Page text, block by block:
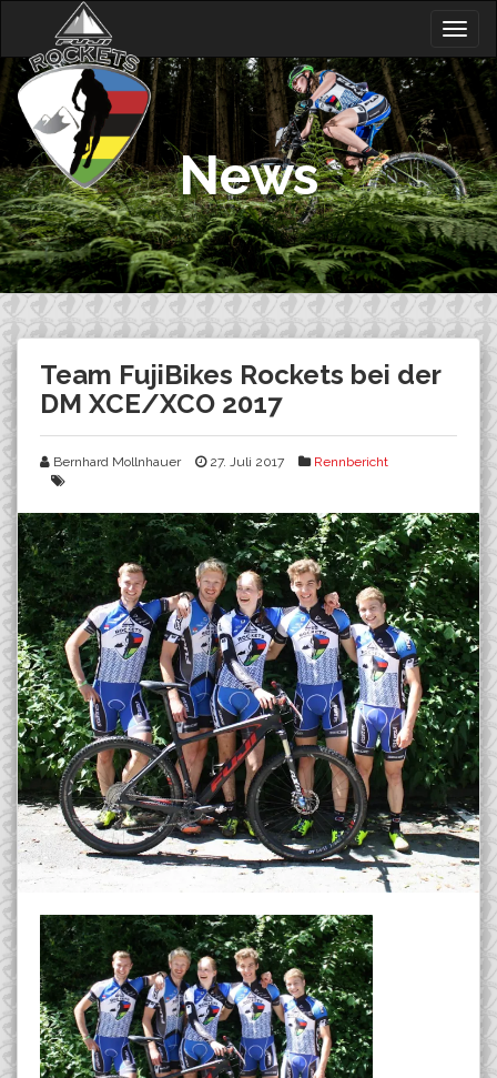
content
News
Team FujiBikes Rockets bei der
DM XCE/XCO 2017
Bernhard Mollnhauer 27. Juli 2017 Rennbericht